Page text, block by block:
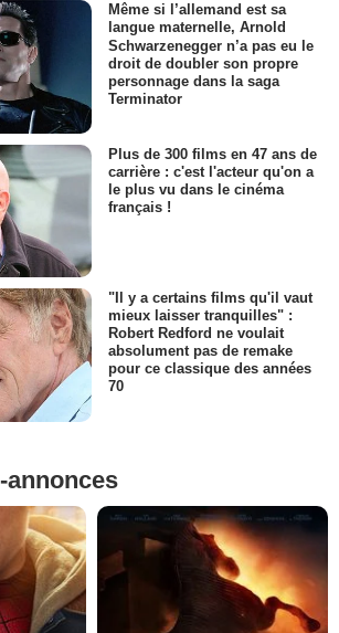
Même si l’allemand est sa
langue maternelle, Arnold
Schwarzenegger n’a pas eu le
droit de doubler son propre
personnage dans la saga
Terminator
Plus de 300 films en 47 ans de
carrière : c'est l'acteur qu'on a
le plus vu dans le cinéma
français !
"Il y a certains films qu'il vaut
mieux laisser tranquilles" :
Robert Redford ne voulait
absolument pas de remake
pour ce classique des années
70
annonces